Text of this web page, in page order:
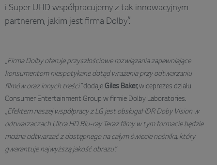
i Super UHD współpracujemy z tak innowacyjnym
partnerem, jakim jest firma Dolby”.
„Firma Dolby oferuje przyszłościowe rozwiązania zapewniające
konsumentom niespotykane dotąd wrażenia przy odtwarzaniu
filmów oraz innych treści”dodajeGiles Baker,wiceprezes działu
Consumer Entertainment Group w firmie Dolby Laboratories.
„Efektem naszej współpracy z LG jest obsługaHDR Doby Vision w
odtwarzaczach Ultra HD Blu-ray. Teraz filmy w tym formacie będzie
można odtwarzać z dostępnego na całym świecie nośnika, który
gwarantuje najwyższą jakość obrazu”.